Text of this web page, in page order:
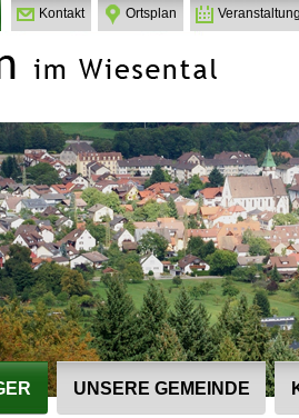
Kontakt Ortsplan
UNSERE GEMEINDE